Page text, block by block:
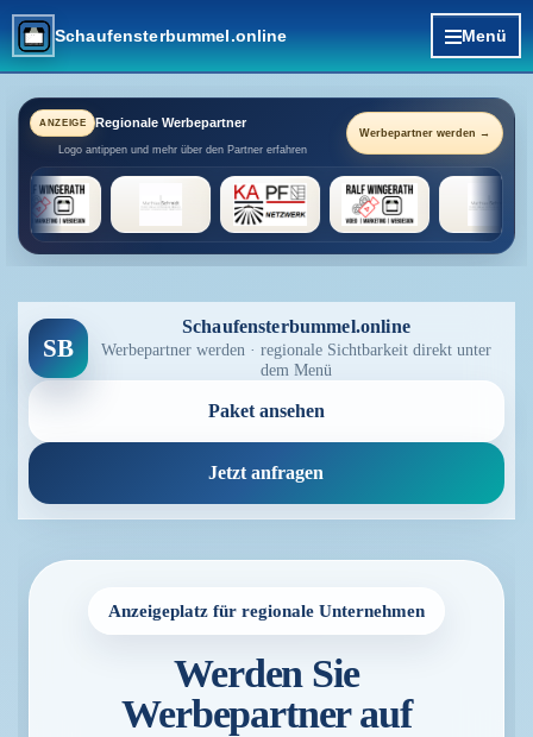
Direkt zum Seiteninhalt
Schaufensterbummel.online Menü
ANZEIGE Regionale Werbepartner
Logo antippen und mehr über den Partner erfahren
Werbepartner werden →
SB
Schaufensterbummel.online
Werbepartner werden · regionale Sichtbarkeit direkt unter
dem Menü
Paket ansehen
Jetzt anfragen
Anzeigeplatz für regionale Unternehmen
Werden Sie
Werbepartner auf